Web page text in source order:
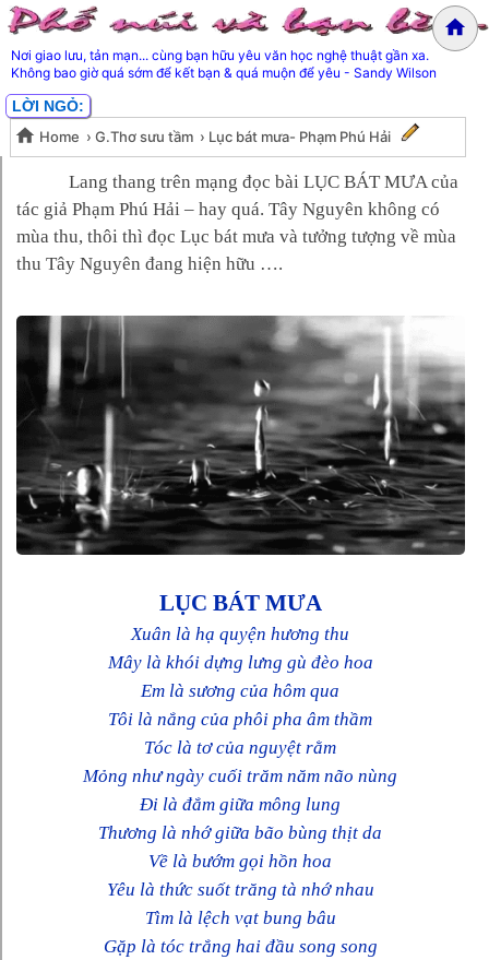
Nơi giao lưu, tản mạn... cùng bạn hữu yêu văn học nghệ thuật gần xa.
Không bao giờ quá sớm để kết bạn & quá muộn để yêu - Sandy Wilson
LỜI NGỎ:
Home › G.Thơ sưu tầm › Lục bát mưa- Phạm Phú Hải
Lục bát mưa- Phạm Phú Hải
Lang thang trên mạng đọc bài LỤC BÁT MƯA của
tác giả Phạm Phú Hải – hay quá. Tây Nguyên không có
mùa thu, thôi thì đọc Lục bát mưa và tưởng tượng về mùa
thu Tây Nguyên đang hiện hữu ….
LỤC BÁT MƯA
Xuân là hạ quyện hương thu
Mây là khói dựng lưng gù đèo hoa
Em là sương của hôm qua
Tôi là nắng của phôi pha âm thầm
Tóc là tơ của nguyệt rằm
Mỏng như ngày cuối trăm năm não nùng
Đi là đắm giữa mông lung
Thương là nhớ giữa bão bùng thịt da
Về là bướm gọi hồn hoa
Yêu là thức suốt trăng tà nhớ nhau
Tìm là lệch vạt bung bâu
Gặp là tóc trắng hai đầu song song